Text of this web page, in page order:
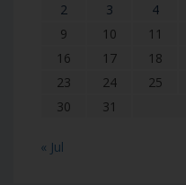
2
3 4
9
10 11
16
17 18
23
24 25
30
31
« Jul